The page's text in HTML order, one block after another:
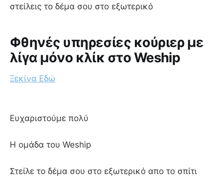
στείλεις το δέμα σου στο εξωτερικό
Φθηνές υπηρεσίες κούριερ με
λίγα μόνο κλίκ στο Weship
Ξεκίνα Εδώ
Ευχαριστούμε πολύ
Η ομάδα του Weship
Στείλε το δέμα σου στο εξωτερικό απο το σπίτι